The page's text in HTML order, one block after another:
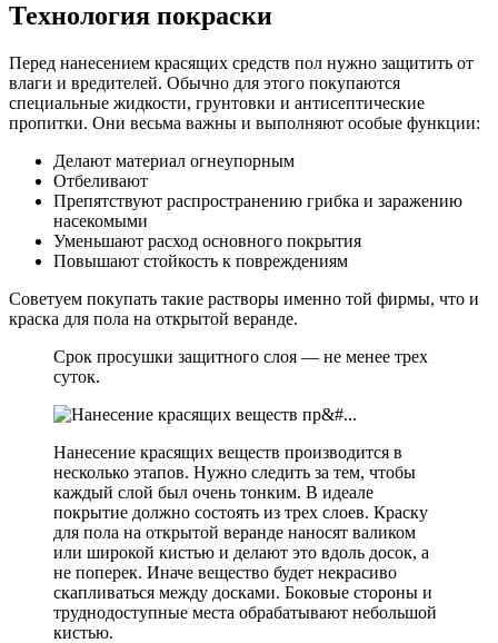
Технология покраски
Перед нанесением красящих средств пол нужно защитить от
влаги и вредителей. Обычно для этого покупаются
специальные жидкости, грунтовки и антисептические
пропитки. Они весьма важны и выполняют особые функции:
Делают материал огнеупорным
Отбеливают
Препятствуют распространению грибка и заражению
насекомыми
Уменьшают расход основного покрытия
Повышают стойкость к повреждениям
Советуем покупать такие растворы именно той фирмы, что и
краска для пола на открытой веранде.
Срок просушки защитного слоя — не менее трех
суток.
Нанесение красящих веществ производится в
несколько этапов. Нужно следить за тем, чтобы
каждый слой был очень тонким. В идеале
покрытие должно состоять из трех слоев. Краску
для пола на открытой веранде наносят валиком
или широкой кистью и делают это вдоль досок, а
не поперек. Иначе вещество будет некрасиво
скапливаться между досками. Боковые стороны и
труднодоступные места обрабатывают небольшой
кистью.